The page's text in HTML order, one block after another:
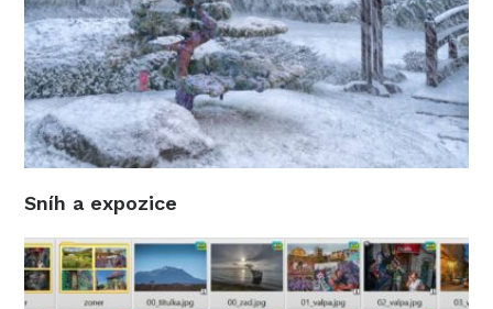
Sníh a expozice